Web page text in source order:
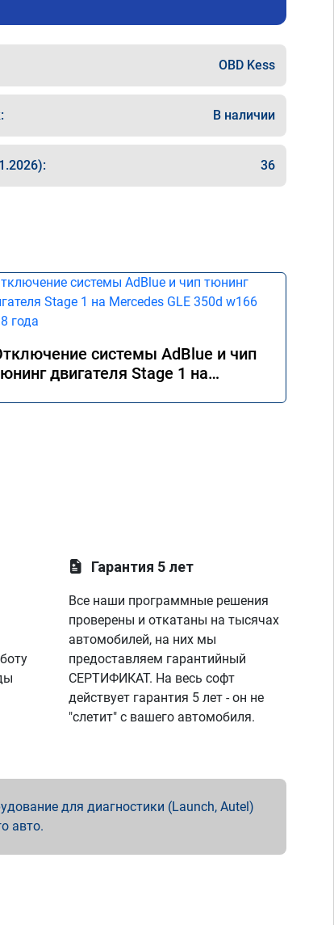
OBD Kess
В наличии
36
системы AdBlue и чип
двигателя Stage 1 на
Гарантия 5 лет
Все наши программные решения
проверены и откатаны на тысячах
автомобилей, на них мы
предоставляем гарантийный
СЕРТИФИКАТ. На весь софт
действует гарантия 5 лет - он не
"слетит" с вашего автомобиля.
для диагностики (Launch, Autel)
авто.